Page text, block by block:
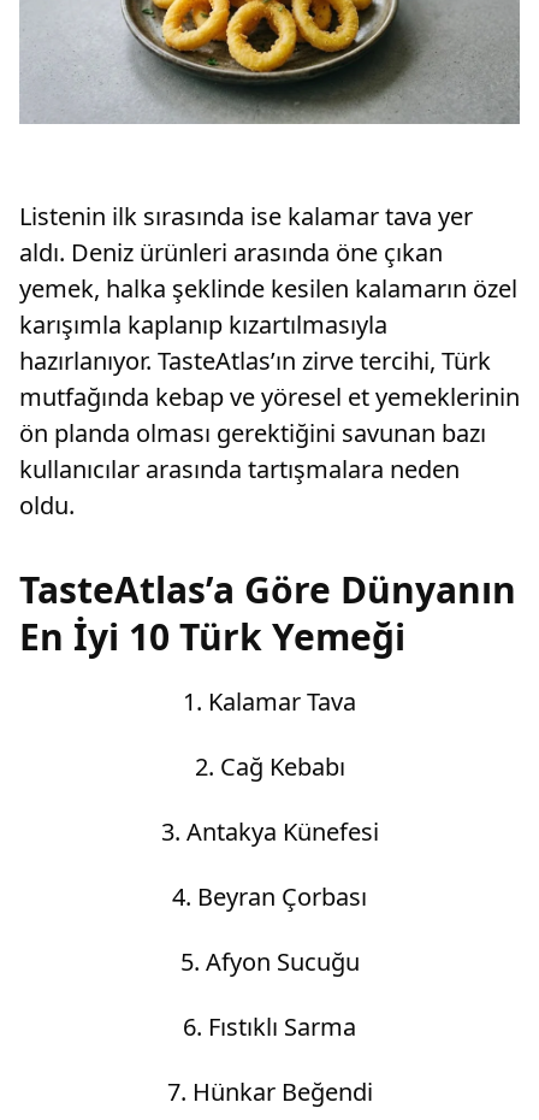
Listenin ilk sırasında ise kalamar tava yer
aldı. Deniz ürünleri arasında öne çıkan
yemek, halka şeklinde kesilen kalamarın özel
karışımla kaplanıp kızartılmasıyla
hazırlanıyor. TasteAtlas’ın zirve tercihi, Türk
mutfağında kebap ve yöresel et yemeklerinin
ön planda olması gerektiğini savunan bazı
kullanıcılar arasında tartışmalara neden
oldu.
TasteAtlas’a Göre Dünyanın
En İyi 10 Türk Yemeği
1. Kalamar Tava
2. Cağ Kebabı
3. Antakya Künefesi
4. Beyran Çorbası
5. Afyon Sucuğu
6. Fıstıklı Sarma
7. Hünkar Beğendi